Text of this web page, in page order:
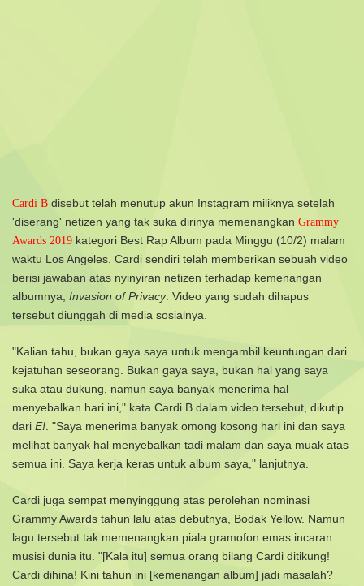
Cardi B disebut telah menutup akun Instagram miliknya setelah
'diserang' netizen yang tak suka dirinya memenangkan Grammy
Awards 2019 kategori Best Rap Album pada Minggu (10/2) malam
waktu Los Angeles. Cardi sendiri telah memberikan sebuah video
berisi jawaban atas nyinyiran netizen terhadap kemenangan
albumnya, Invasion of Privacy. Video yang sudah dihapus
tersebut diunggah di media sosialnya.
"Kalian tahu, bukan gaya saya untuk mengambil keuntungan dari
kejatuhan seseorang. Bukan gaya saya, bukan hal yang saya
suka atau dukung, namun saya banyak menerima hal
menyebalkan hari ini," kata Cardi B dalam video tersebut, dikutip
dari E! "Saya menerima banyak omong kosong hari ini dan saya
melihat banyak hal menyebalkan tadi malam dan saya muak atas
semua ini. Saya kerja keras untuk album saya," lanjutnya.
Cardi juga sempat menyinggung atas perolehan nominasi
Grammy Awards tahun lalu atas debutnya, Bodak Yellow. Namun
lagu tersebut tak memenangkan piala gramofon emas incaran
musisi dunia itu. "[Kala itu] semua orang bilang Cardi ditikung!
Cardi dihina! Kini tahun ini [kemenangan album] jadi masalah?